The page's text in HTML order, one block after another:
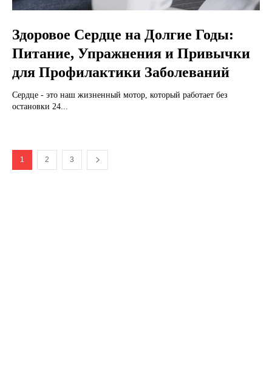
Здоровое Сердце на Долгие Годы:
Питание, Упражнения и Привычки
для Профилактики Заболеваний
Сердце - это наш жизненный мотор, который работает без
остановки 24...
1 2 3